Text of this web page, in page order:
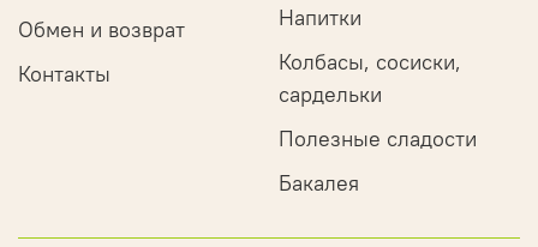
Обмен и возврат
Контакты
Напитки
Колбасы, сосиски,
сардельки
Полезные сладости
Бакалея